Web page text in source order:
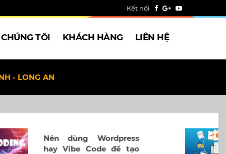
Kết nối
TÔI KHÁCH HÀNG LIÊN HỆ
- LONG AN
Tối ưu tỷ lệ chuyển đổi
website